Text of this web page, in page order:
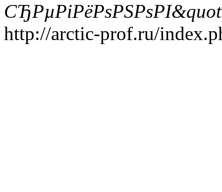
http://arctic-prof.ru/